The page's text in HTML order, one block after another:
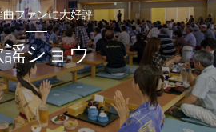
曲ファンに大好評
謡ショウ